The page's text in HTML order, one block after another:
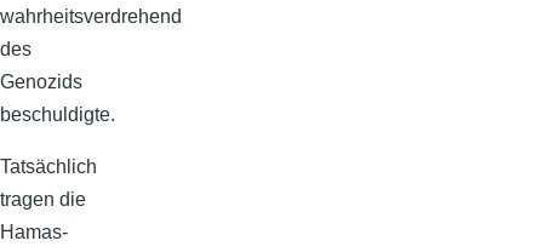
wahrheitsverdrehend
des
Genozids
beschuldigte.
Tatsächlich
tragen die
Hamas-